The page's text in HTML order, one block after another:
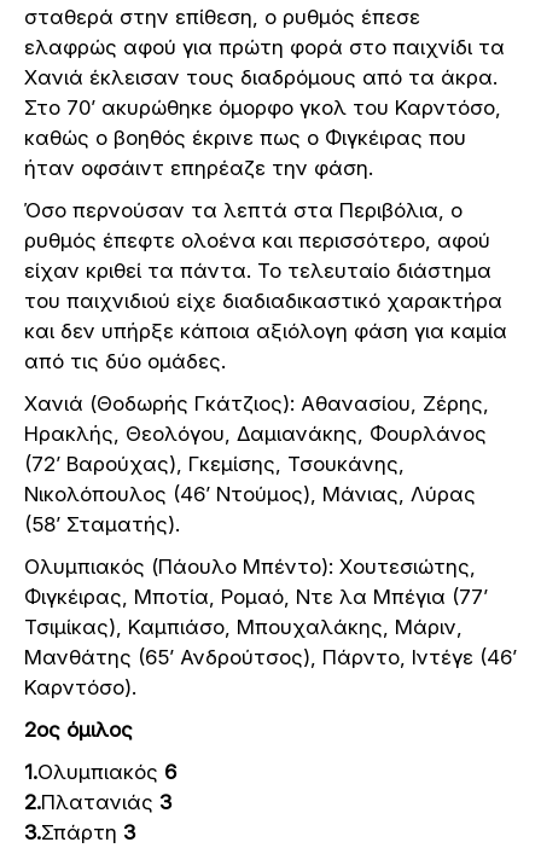
σταθερά στην επίθεση, ο ρυθμός έπεσε
ελαφρώς αφού για πρώτη φορά στο παιχνίδι τα
Χανιά έκλεισαν τους διαδρόμους από τα άκρα.
Στο 70’ ακυρώθηκε όμορφο γκολ του Καρντόσο,
καθώς ο βοηθός έκρινε πως ο Φιγκέιρας που
ήταν οφσάιντ επηρέαζε την φάση.
Όσο περνούσαν τα λεπτά στα Περιβόλια, ο
ρυθμός έπεφτε ολοένα και περισσότερο, αφού
είχαν κριθεί τα πάντα. Το τελευταίο διάστημα
του παιχνιδιού είχε διαδιαδικαστικό χαρακτήρα
και δεν υπήρξε κάποια αξιόλογη φάση για καμία
από τις δύο ομάδες.
Χανιά (Θοδωρής Γκάτζιος): Αθανασίου, Ζέρης,
Ηρακλής, Θεολόγου, Δαμιανάκης, Φουρλάνος
(72’ Βαρούχας), Γκεμίσης, Τσουκάνης,
Νικολόπουλος (46’ Ντούμος), Μάνιας, Λύρας
(58’ Σταματής).
Ολυμπιακός (Πάουλο Μπέντο): Χουτεσιώτης,
Φιγκέιρας, Μποτία, Ρομαό, Ντε λα Μπέγια (77’
Τσιμίκας), Καμπιάσο, Μπουχαλάκης, Μάριν,
Μανθάτης (65’ Ανδρούτσος), Πάρντο, Ιντέγε (46’
Καρντόσο).
2ος όμιλος
1.Ολυμπιακός 6
2.Πλατανιάς 3
3.Σπάρτη 3